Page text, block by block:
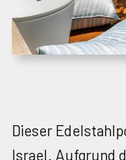
Dieser
Israel. Aufgrund